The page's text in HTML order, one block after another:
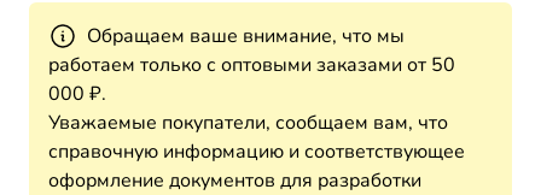
Обращаем ваше внимание, что мы
работаем только с оптовыми заказами от 50
000 ₽.
Уважаемые покупатели, сообщаем вам, что
справочную информацию и соответствующее
оформление документов для разработки